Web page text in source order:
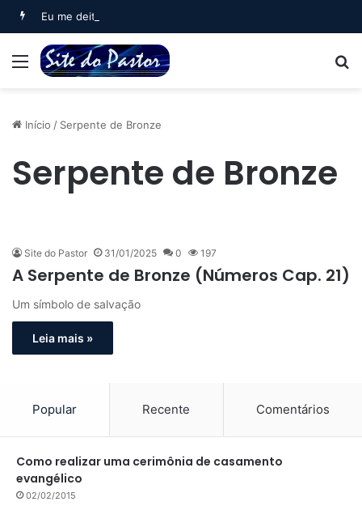
Eu me deitei e dormi (Salmo 3)
Menu
Início / Serpente de Bronze
Serpente de Bronze
Site do Pastor 31/01/2025 0 197
A Serpente de Bronze (Números Cap. 21)
Um símbolo de salvação
Leia mais »
Popular Recente Comentários
Como realizar uma cerimônia de casamento
evangélico
02/02/2015